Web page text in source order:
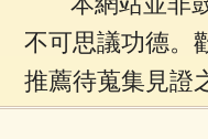
不可思議功德。
推薦待蒐集見證